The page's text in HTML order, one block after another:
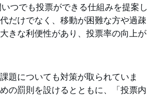
つでも投票ができる仕組みを提案し
だけでなく、移動が困難な方や過疎
きな利便性があり、投票率の向上が
題についても対策が取られていま
の罰則を設けるとともに、「投票内